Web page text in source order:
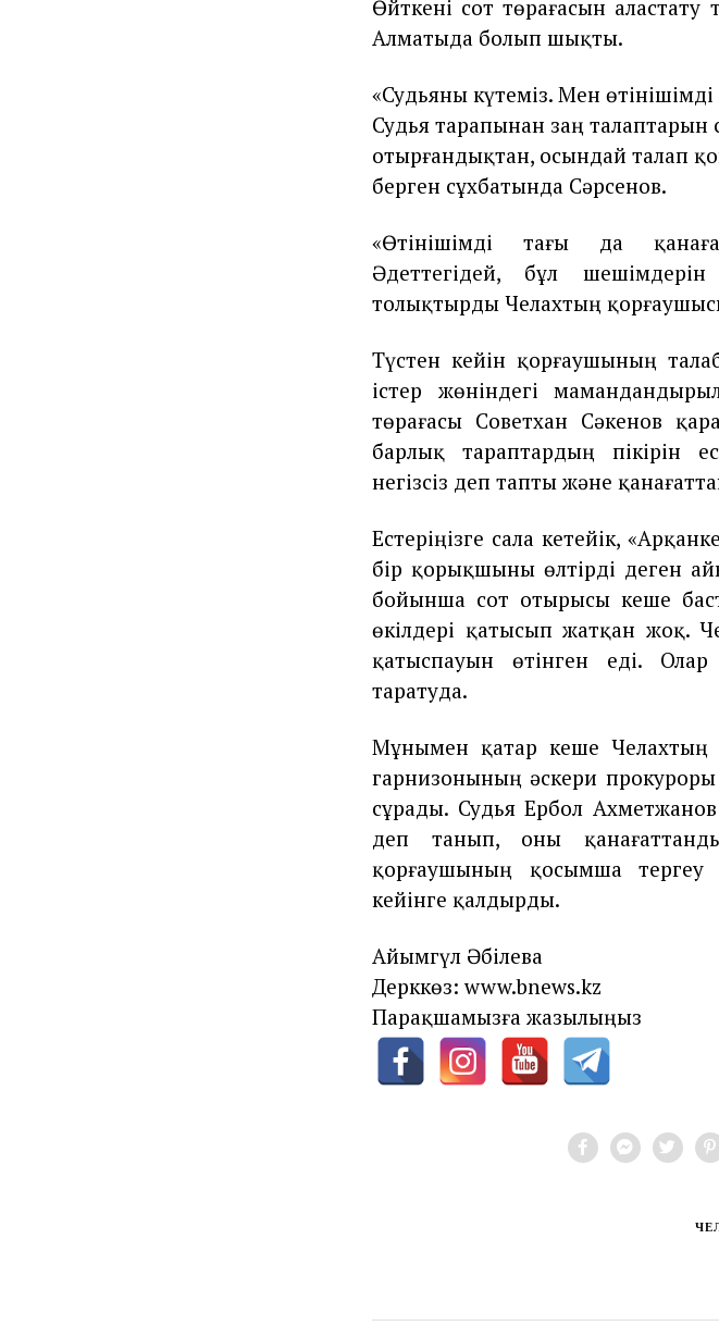
Өйткені сот төрағасын аластату
Алматыда болып шықты.
«Судьяны күтеміз. Мен
Судья тарапынан заң талаптарын
отырғандықтан, осындай талап
берген сұхбатында Сәрсенов.
«Өтінішімді тағы да
Әдеттегідей, бұл
толықтырды Челахтың
Түстен кейін қорғаушының
істер жөніндегі
төрағасы Советхан Сәкенов
барлық тараптардың пікірін
негізсіз деп тапты және
Естеріңізге сала кетейік,
бір қорықшыны өлтірді деген
бойынша сот отырысы кеше
өкілдері қатысып жатқан жоқ.
қатыспауын өтінген еді.
таратуда.
Мұнымен қатар кеше Челахтың
гарнизонының әскери
сұрады. Судья Ербол
деп танып, оны
қорғаушының қосымша тергеу
кейінге қалдырды.
Айымгүл Әбілева
Дерккөз: www.bnews.kz
Парақшамызға жазылыңыз